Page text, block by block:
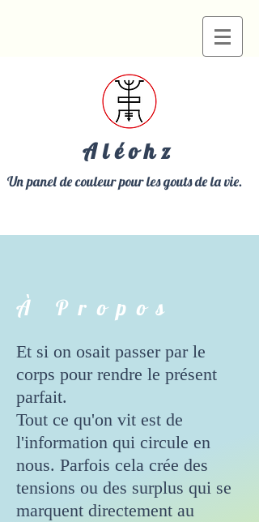
Aléohz
Un panel de couleur pour les gouts de la vie.
À Propos
Et si on osait passer par le
corps pour rendre le présent
parfait.
Tout ce qu'on vit est de
l'information qui circule en
nous. Parfois cela crée des
tensions ou des surplus qui se
marquent directement au